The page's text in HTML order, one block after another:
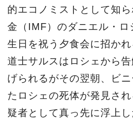
的エコノミストとして知
金（IMF）のダニエル・ロ
生日を祝う夕食会に招か
道士サルスはロシェから
げられるがその翌朝、ビ
たロシェの死体が発見さ
疑者として真っ先に浮上